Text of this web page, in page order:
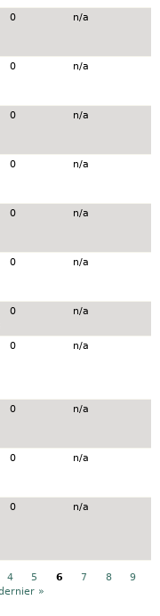
0 n/a
0 n/a
0 n/a
0 n/a
0 n/a
0 n/a
0 n/a
0 n/a
0 n/a
0 n/a
0 n/a
4 5 6 7 8
9
»